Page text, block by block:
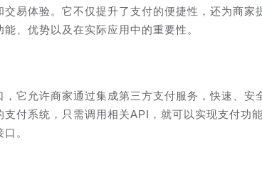
易体验。它不仅提升了支付的便捷性，还为商家
、优势以及在实际应用中的重要性。
它允许商家通过集成第三方支付服务，快速、安
付系统，只需调用相关API，就可以实现支付功
。